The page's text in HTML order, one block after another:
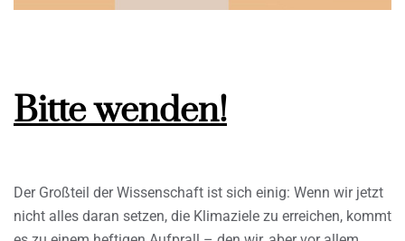
Bitte wenden!
Der Großteil der Wissenschaft ist sich einig: Wenn wir jetzt
nicht alles daran setzen, die Klimaziele zu erreichen, kommt